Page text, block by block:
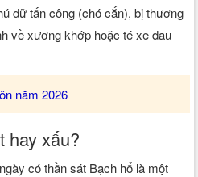
dữ tấn công (chó cắn), bị thương
về xương khớp hoặc té xe đau
năm 2026
hay xấu?
có thần sát Bạch hổ là một